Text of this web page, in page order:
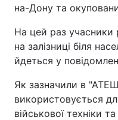
на-Дону та
На цей раз
на залізниці біля
йдеться у
Як зазначили в
використовується
військової техніки